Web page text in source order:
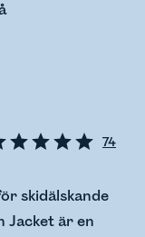
74
skidälskande
Jacket är en